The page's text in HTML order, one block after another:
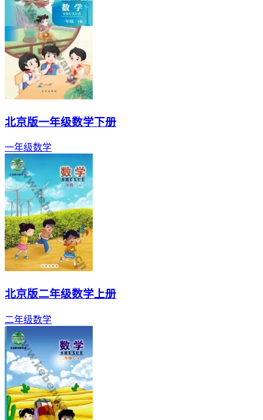
北京版一年级数学下册
一年级数学
北京版二年级数学上册
二年级数学